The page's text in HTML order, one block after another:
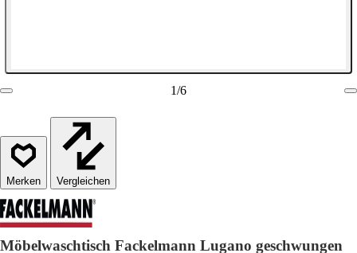
1/6
Vergleichen
Möbelwaschtisch Fackelmann Lugano geschwungen